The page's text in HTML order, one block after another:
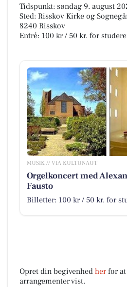
Tidspunkt: søndag 9. august
Sted: Risskov Kirke og
8240 Risskov
Entré: 100 kr / 50 kr. for
MUSIK // VIA KULTUNAUT
Orgelkoncert med
Fausto
Billetter: 100 kr / 50 kr. for
Opret din begivenhed herfor at
arrangementer vist.